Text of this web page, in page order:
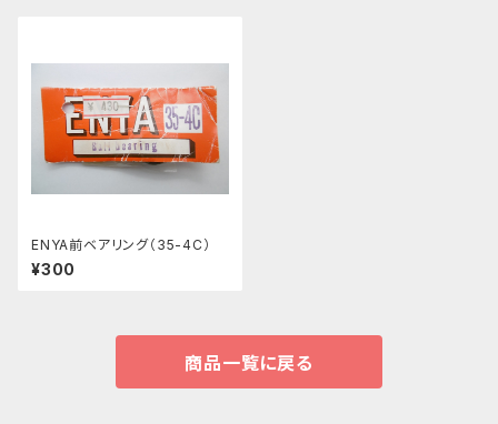
ENYA前ベアリング（35-4C）
¥300
商品一覧に戻る